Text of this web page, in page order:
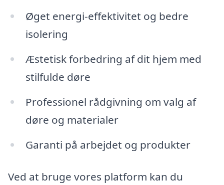
Øget energi-effektivitet og bedre
isolering
Æstetisk forbedring af dit hjem med
stilfulde døre
Professionel rådgivning om valg af
døre og materialer
Garanti på arbejdet og produkter
Ved at bruge vores platform kan du